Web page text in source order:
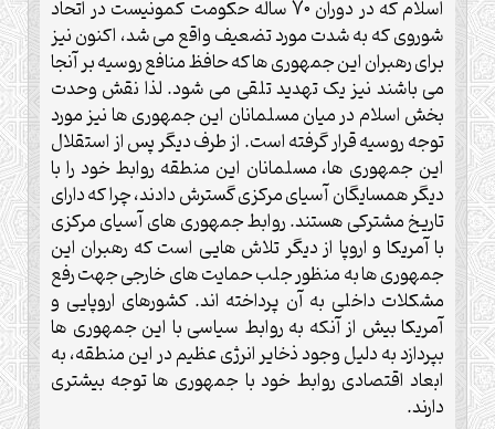
اسلام که در دوران 70 ساله حکومت کمونیست در اتحاد
شوروی که به شدت مورد تضعیف واقع می شد، اکنون نیز
برای رهبران این جمهوری ها که حافظ منافع روسیه بر آنجا
می باشند نیز یک تهدید تلقی می شود. لذا نقش وحدت
بخش اسلام در میان مسلمانان این جمهوری ها نیز مورد
توجه روسیه قرار گرفته است. از طرف دیگر پس از استقلال
این جمهوری ها، مسلمانان این منطقه روابط خود را با
دیگر همسایگان آسیای مرکزی گسترش دادند، چرا که دارای
تاریخ مشترکی هستند. روابط جمهوری های آسیای مرکزی
با آمریکا و اروپا از دیگر تلاش هایی است که رهبران این
جمهوری ها به منظور جلب حمایت های خارجی جهت رفع
مشکلات داخلی به آن پرداخته اند. کشورهای اروپایی و
آمریکا بیش از آنکه به روابط سیاسی با این جمهوری ها
بپردازد به دلیل وجود ذخایر انرژی عظیم در این منطقه، به
ابعاد اقتصادی روابط خود با جمهوری ها توجه بیشتری
دارند.